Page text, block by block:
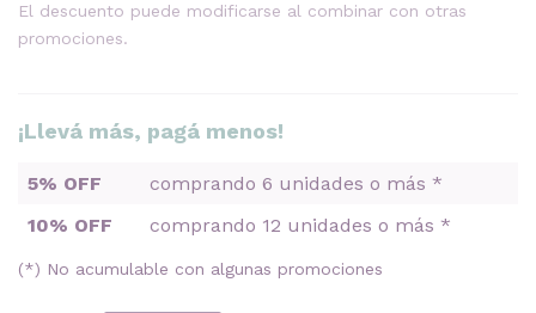
El descuento puede modificarse al combinar con otras
promociones.
¡Llevá más, pagá menos!
5% OFF
comprando 6 unidades o más *
10% OFF
comprando 12 unidades o más *
(*) No acumulable con algunas promociones